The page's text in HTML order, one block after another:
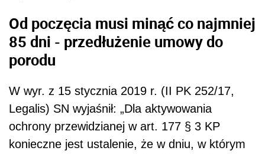
Od poczęcia musi minąć co najmniej
85 dni - przedłużenie umowy do
porodu
W wyr. z 15 stycznia 2019 r. (II PK 252/17,
Legalis) SN wyjaśnił: „Dla aktywowania
ochrony przewidzianej w art. 177 § 3 KP
konieczne jest ustalenie, że w dniu, w którym